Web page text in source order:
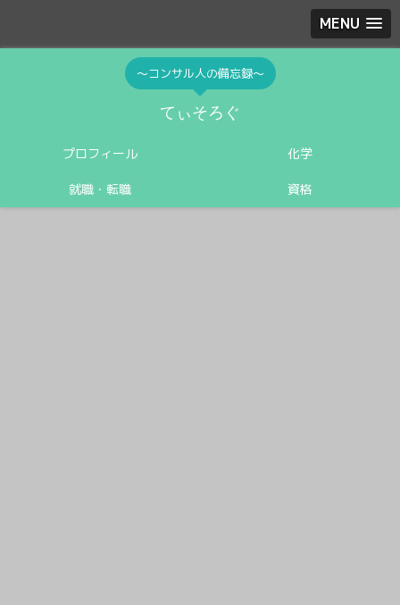
MENU
〜コンサル人の備忘録〜
てぃそろぐ
プロフィール 化学
就職・転職 資格